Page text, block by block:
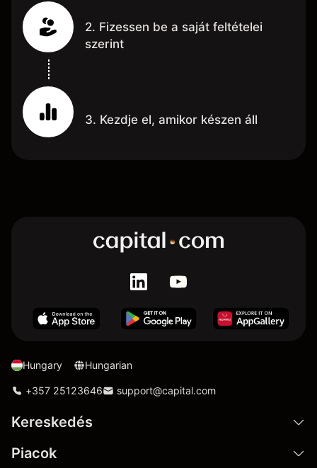
2. Fizessen be a saját feltételei
szerint
3. Kezdje el, amikor készen áll
Hungary Hungarian
+357 25123646 support@capital.com
Kereskedés
Piacok